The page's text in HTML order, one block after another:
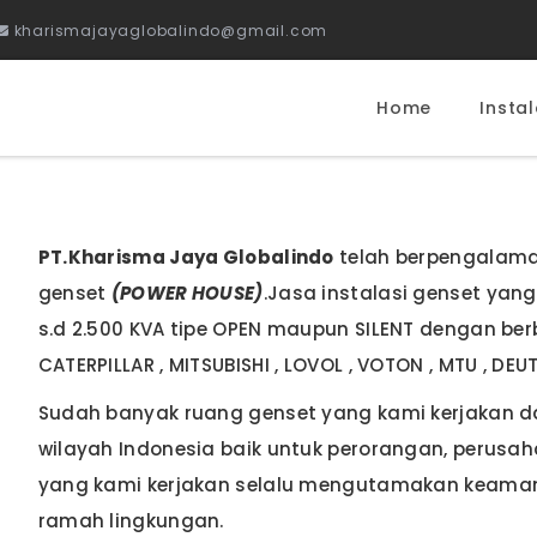
kharismajayaglobalindo@gmail.com
Home
PT.Kharisma Jaya Globalindo telah
genset (POWER HOUSE).Jasa instalasi genset
s.d 2.500 KVA tipe OPEN maupun SILENT dengan
CATERPILLAR , MITSUBISHI , LOVOL , VOTON ,
Sudah banyak ruang genset yang kami kerjakan
wilayah Indonesia baik untuk perorangan,
yang kami kerjakan selalu mengutamakan
ramah lingkungan.